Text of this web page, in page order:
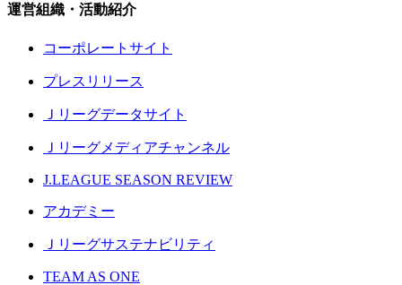
運営組織・活動紹介
コーポレートサイト
プレスリリース
Ｊリーグデータサイト
Ｊリーグメディアチャンネル
J.LEAGUE SEASON REVIEW
アカデミー
Ｊリーグサステナビリティ
TEAM AS ONE